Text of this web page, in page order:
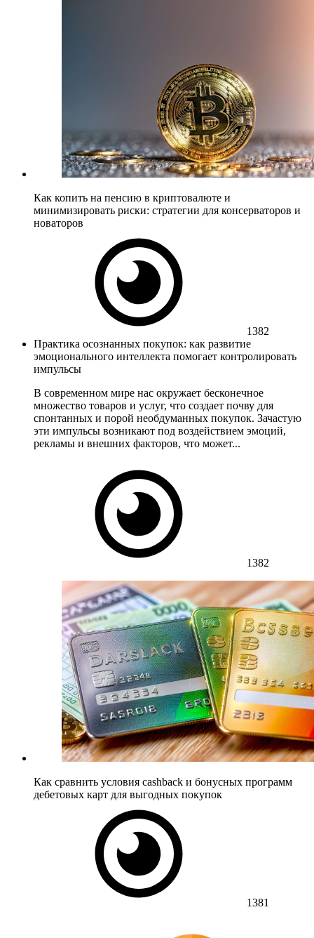
Как копить на пенсию в криптовалюте и
минимизировать риски: стратегии для консерваторов и
новаторов
1382
Практика осознанных покупок: как развитие
эмоционального интеллекта помогает контролировать
импульсы
В современном мире нас окружает бесконечное
множество товаров и услуг, что создает почву для
спонтанных и порой необдуманных покупок. Зачастую
эти импульсы возникают под воздействием эмоций,
рекламы и внешних факторов, что может...
1382
Как сравнить условия cashback и бонусных программ
дебетовых карт для выгодных покупок
1381